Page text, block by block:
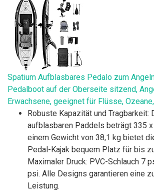
Spatium Aufblasbares Pedalo zum
Pedalboot auf der Oberseite sitzend,
Erwachsene, geeignet für Flüsse,
Robuste Kapazität und Tragbarkeit:
aufblasbaren Paddels beträgt 335
einem Gewicht von 38,1 kg bietet
Pedal-Kajak bequem Platz für bis
Maximaler Druck: PVC-Schlauch 7
psi. Alle Designs garantieren eine
Leistung.